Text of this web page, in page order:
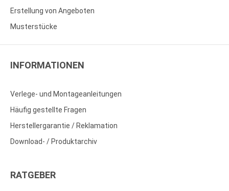
Erstellung von Angeboten
Musterstücke
INFORMATIONEN
Verlege- und Montageanleitungen
Häufig gestellte Fragen
Herstellergarantie / Reklamation
Download- / Produktarchiv
RATGEBER